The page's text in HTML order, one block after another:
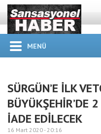
MENÜ
SÜRGÜN’E İLK
BÜYÜKŞEHİR’DE
İADE EDİLECEK
16 Mart 2020 -20:16